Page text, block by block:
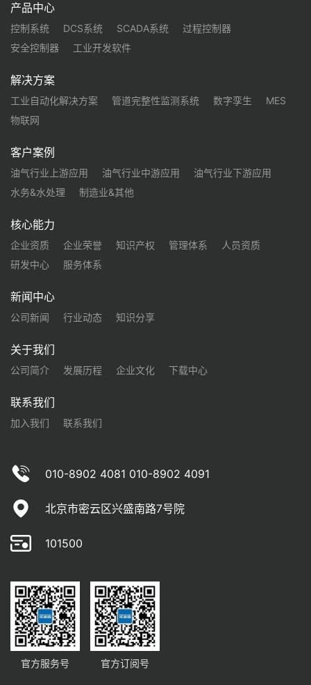
产品中心
控制系统 DCS系统 SCADA系统
过程控制器
安全控制器
工业开发软件
解决方案
工业自动化解决方案 管道完整性监测系统 数字孪生
MES
物联网
客户案例
油气行业上游应用 油气行业中游应用
油气行业下游应用
水务&水处理
制造业&其他
核心能力
企业资质 企业荣誉 知识产权 管理体系
人员资质
研发中心
服务体系
新闻中心
公司新闻 行业动态 知识分享
关于我们
公司简介 发展历程 企业文化 下载中心
联系我们
加入我们 联系我们
010-8902 4081 010-8902 4091
北京市密云区兴盛南路7号院
101500
官方服务号 官方订阅号